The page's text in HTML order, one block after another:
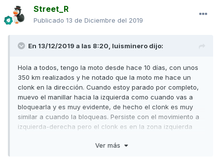
Street_R
Publicado 13 de Diciembre del 2019
En 13/12/2019 a las 8:20, luisminero dijo:
Hola a todos, tengo la moto desde hace 10 días, con unos
350 km realizados y he notado que la moto me hace un
clonk en la dirección. Cuando estoy parado por completo,
muevo el manillar hacia la izquierda como cuando vas a
bloquearla y es muy evidente, de hecho el clonk es muy
similar a cuando la bloqueas. Persiste con el movimiento a
izquierda-derecha pero el clonk es en la zona izquierda
mosca es que me bajo para ver de dónde viene y entonces
Ver más